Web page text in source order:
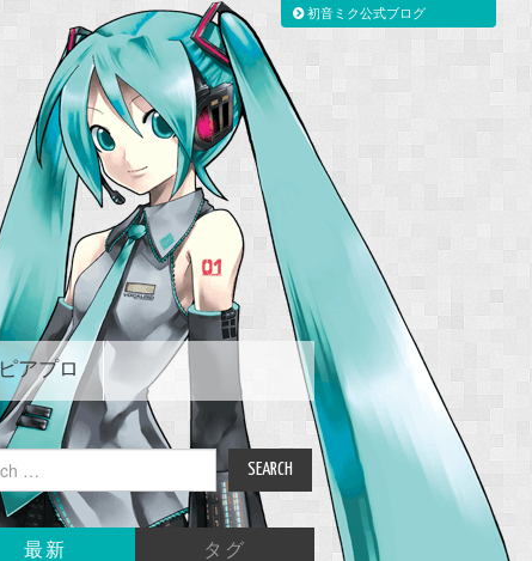
ピアプロ
最新 タグ
初音ミク公式ブログ